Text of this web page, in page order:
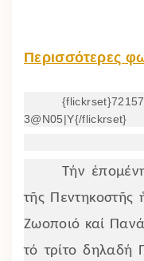
Περισσότερες
3@N05|Y{/flickrset}
Τήν
τῆς Πεντηκοστῆς
Ζωοποιό καί
τό τρίτο δηλαδή